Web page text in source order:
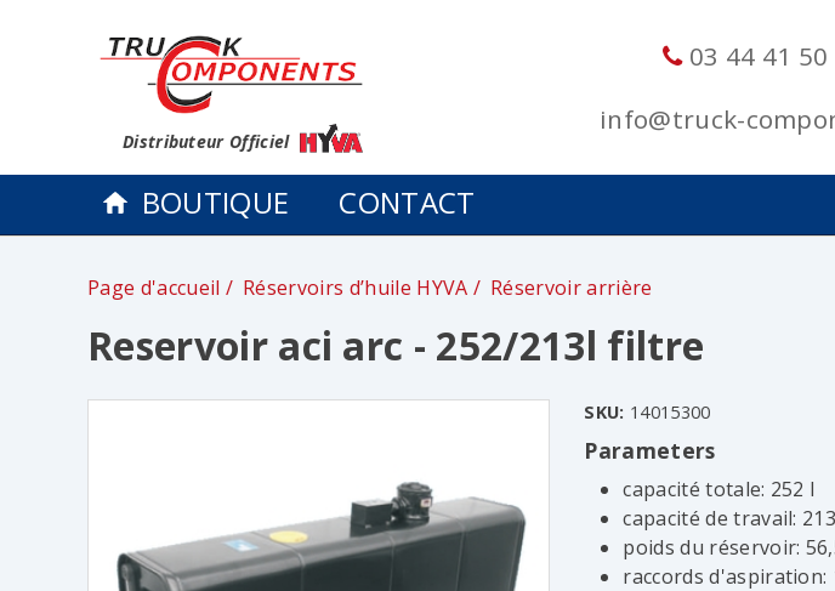
Distributeur Officiel
03 44 41 50
info@truck-
BOUTIQUE CONTACT
Page d'accueil Réservoirs d’huile HYVA Réservoir arrière
Reservoir aci arc - 252/213l filtre
SKU: 14015300
Parameters
capacité totale: 252 l
capacité de travail:
poids du réservoir:
raccords d'aspiration: